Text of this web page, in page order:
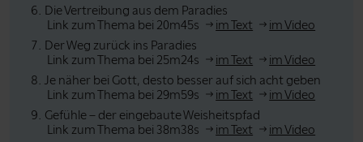
Die Vertreibung aus dem Paradies
Link zum Thema bei 20m45s
im Text
im Video
Der Weg zurück ins Paradies
Link zum Thema bei 25m24s
im Text
im Video
Je näher bei Gott, desto besser auf sich acht geben
Link zum Thema bei 29m59s
im Text
im Video
Gefühle – der eingebaute Weisheitspfad
Link zum Thema bei 38m38s
im Text
im Video